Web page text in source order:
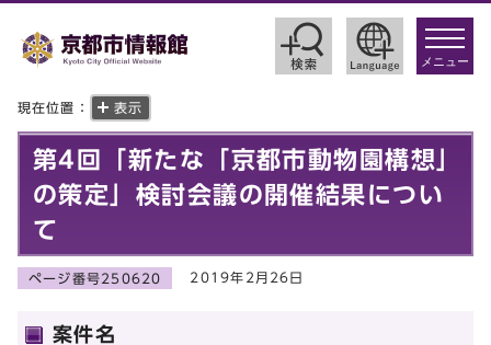
toggle
メニュー
現在位置： 表示
第4回「新たな「京都市動物園構想」
の策定」検討会議の開催結果につい
て
ページ番号250620 2019年2月26日
案件名